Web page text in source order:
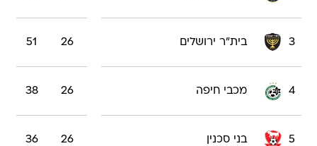
3 בית"ר ירושלים 26
51
4 מכבי חיפה 26
38
5 בני סכנין 26
36